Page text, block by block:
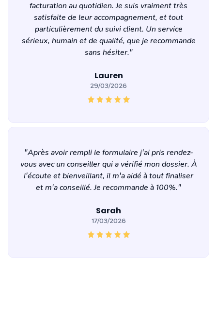
facturation au quotidien. Je suis vraiment très
satisfaite de leur accompagnement, et tout
particulièrement du suivi client. Un service
sérieux, humain et de qualité, que je recommande
sans hésiter."
Lauren
29/03/2026
"Après avoir rempli le formulaire j'ai pris rendez-
vous avec un conseiller qui a vérifié mon dossier. À
l'écoute et bienveillant, il m'a aidé à tout finaliser
et m'a conseillé. Je recommande à 100%."
Sarah
17/03/2026